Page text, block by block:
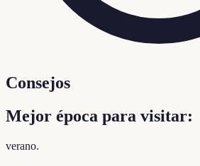
Consejos
Mejor época para visitar:
verano.